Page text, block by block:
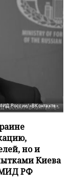
России/«ВКонтакте»
но и
Киева
МИД РФ